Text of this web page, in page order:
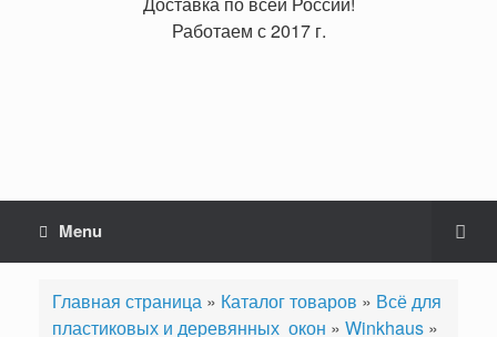
Работаем с 2017 г.
Menu
Главная страница » Каталог товаров » Всё для
пластиковых и деревянных окон » Winkhaus »